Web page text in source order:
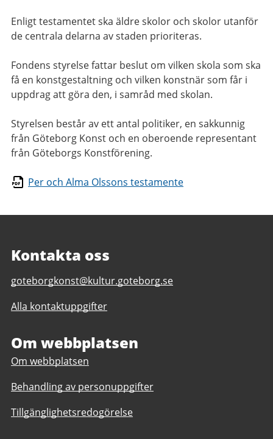
Enligt testamentet ska äldre skolor och skolor utanför
de centrala delarna av staden prioriteras.
Fondens styrelse fattar beslut om vilken skola som ska
få en konstgestaltning och vilken konstnär som får i
uppdrag att göra den, i samråd med skolan.
Styrelsen består av ett antal politiker, en sakkunnig
från Göteborg Konst och en oberoende representant
från Göteborgs Konstförening.
Per och Alma Olssons testamente
Kontakta oss
E-
till
Konst
goteborgkonst@kultur.goteborg.se
Alla kontaktuppgifter
Om webbplatsen
Om webbplatsen
Behandling av personuppgifter
Tillgänglighetsredogörelse